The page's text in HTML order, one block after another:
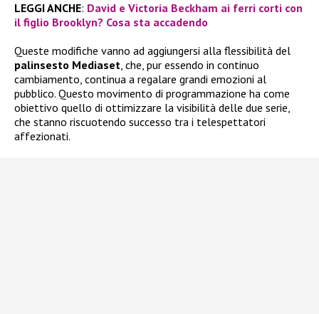
LEGGI ANCHE: David e Victoria Beckham ai ferri corti con
il figlio Brooklyn? Cosa sta accadendo
Queste modifiche vanno ad aggiungersi alla flessibilità del
palinsesto Mediaset, che, pur essendo in continuo
cambiamento, continua a regalare grandi emozioni al
pubblico. Questo movimento di programmazione ha come
obiettivo quello di ottimizzare la visibilità delle due serie,
che stanno riscuotendo successo tra i telespettatori
affezionati.